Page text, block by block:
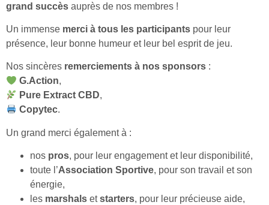
grand succès auprès de nos membres !
Un immense merci à tous les participants pour leur
présence, leur bonne humeur et leur bel esprit de jeu.
Nos sincères remerciements à nos sponsors :
G.Action,
Pure Extract CBD,
Copytec.
Un grand merci également à :
nos pros, pour leur engagement et leur disponibilité,
toute l’Association Sportive, pour son travail et son
énergie,
les marshals etstarters, pour leur précieuse aide,